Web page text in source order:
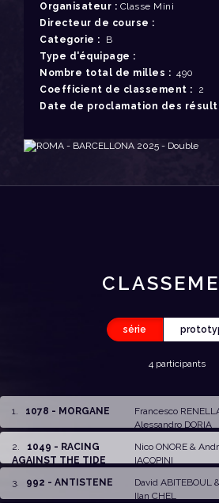
Organisateur : Classe Mini
Directeur de course :
Categorie : B
Type d'équipage :
Nombre total de milles : 490
Coefficient de classement : 2
Date de proclamation des
série
4 participants
1 1078 - MORGANE Francesco
Alessandro DORIA
2
1049 - RACING
AGAINST THE TIDE
Nico ONORE&
IACOPINI
3 992 - ANTISTENE David ABITEBOUL &
Ilan CHEL